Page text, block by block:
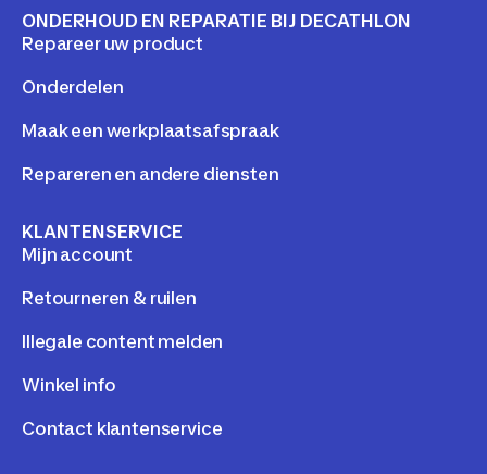
ONDERHOUD EN REPARATIE BIJ DECATHLON
Repareer uw product
Onderdelen
Maak een werkplaatsafspraak
Repareren en andere diensten
KLANTENSERVICE
Mijn account
Retourneren & ruilen
Illegale content melden
Winkel info
Contact klantenservice